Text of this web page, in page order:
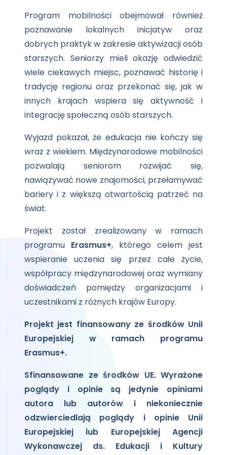
Program mobilności obejmował również
poznawanie lokalnych inicjatyw oraz
dobrych praktyk w zakresie aktywizacji osób
starszych. Seniorzy mieli okazję odwiedzić
wiele ciekawych miejsc, poznawać historię i
tradycję regionu oraz przekonać się, jak w
innych krajach wspiera się aktywność i
integrację społeczną osób starszych.
Wyjazd pokazał, że edukacja nie kończy się
wraz z wiekiem. Międzynarodowe mobilności
pozwalają seniorom rozwijać się,
nawiązywać nowe znajomości, przełamywać
bariery i z większą otwartością patrzeć na
świat.
Projekt został zrealizowany w ramach
programu Erasmus+, którego celem jest
wspieranie uczenia się przez całe życie,
współpracy międzynarodowej oraz wymiany
doświadczeń pomiędzy organizacjami i
uczestnikami z różnych krajów Europy.
Projekt jest finansowany ze środków Unii
Europejskiej w ramach programu
Erasmus+.
Sfinansowane ze środków UE. Wyrażone
poglądy i opinie są jedynie opiniami
autora lub autorów i niekoniecznie
odzwierciedlają poglądy i opinie Unii
Europejskiej lub Europejskiej Agencji
Wykonawczej ds. Edukacji i Kultury